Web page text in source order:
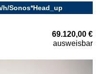
h/Sonos*Head_up
69.120,00 €
ausweisbar